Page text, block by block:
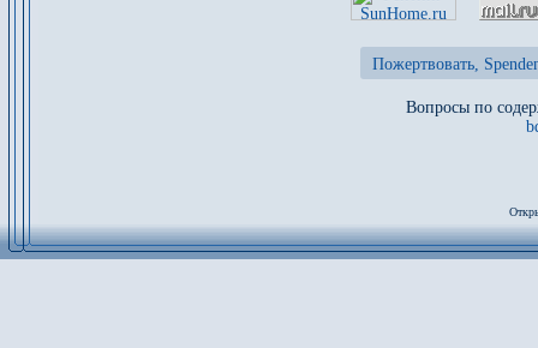
Пожертвовать,
Вопросы по